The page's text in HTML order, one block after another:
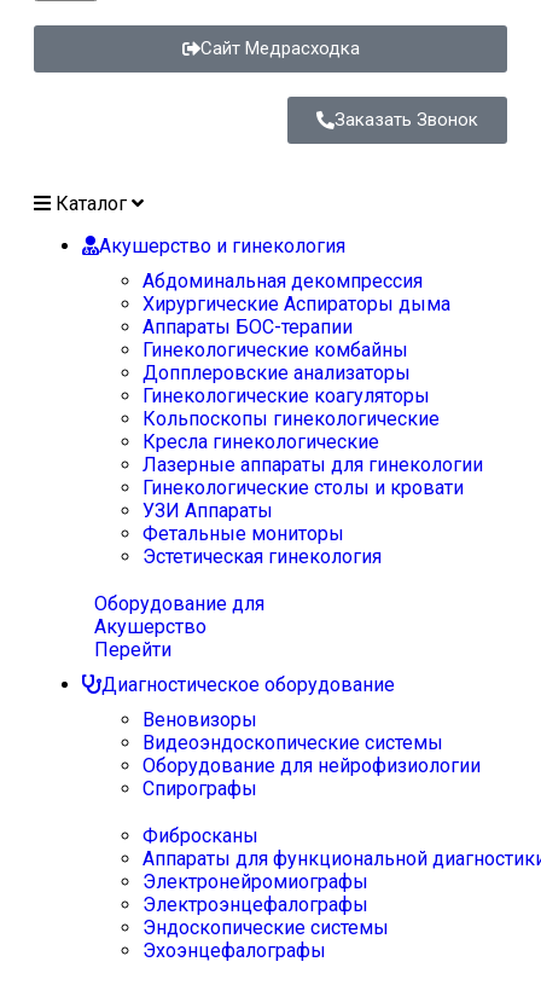
Сайт Медрасходка
Заказать Звонок
Каталог
Акушерство и гинекология
Абдоминальная декомпрессия
Хирургические Аспираторы дыма
Аппараты БОС-терапии
Гинекологические комбайны
Допплеровские анализаторы
Гинекологические коагуляторы
Кольпоскопы гинекологические
Кресла гинекологические
Лазерные аппараты для гинекологии
Гинекологические столы и кровати
УЗИ Аппараты
Фетальные мониторы
Эстетическая гинекология
Оборудование для
Акушерство
Перейти
Диагностическое оборудование
Веновизоры
Видеоэндоскопические системы
Оборудование для нейрофизиологии
Спирографы
Фибросканы
Аппараты для функциональной
Электронейромиографы
Электроэнцефалографы
Эндоскопические системы
Эхоэнцефалографы